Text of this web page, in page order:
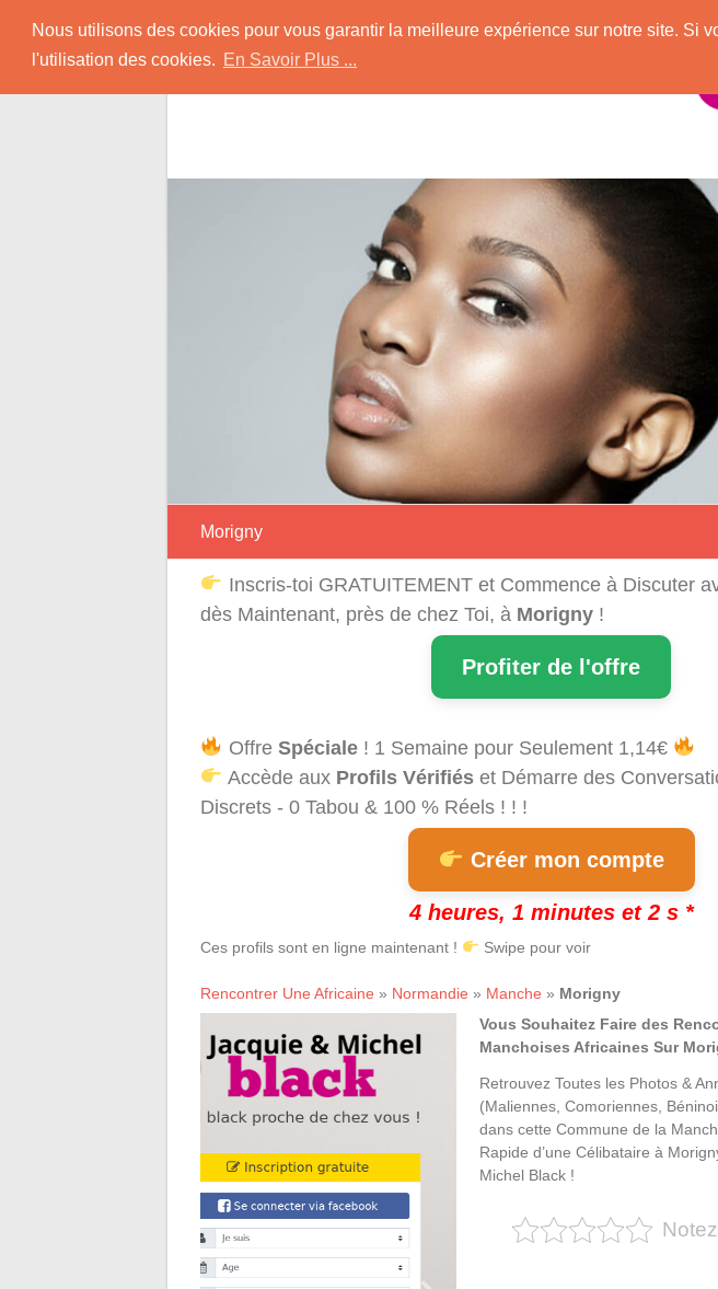
Nous utilisons des cookies pour vous garantir la meilleure expérience sur notre site. Si
l'utilisation des cookies. En Savoir Plus ...
content
Rencontrer-Africaine
Conseils et Infos pour la Rencontre d'une Belle Africaine !
Morigny
Inscris-toi GRATUITEMENT et Commence à Discuter
dès Maintenant, près de chez Toi, à Morigny !
Profiter de l'offre
Offre Spéciale! 1 Semaine pour Seulement 1,14€
Accède aux Profils Vérifiéset Démarre des
Discrets - 0 Tabou & 100 % Réels ! ! !
Créer mon compte
4 heures, 1 minutes et 2 s *
Ces profils sont en ligne maintenant ! Swipe pour voir
Rencontrer Une Africaine » Normandie » Manche » Morigny
Vous Souhaitez Faire des
Manchoises Africaines Sur
Retrouvez Toutes les Photos &
(Maliennes, Comoriennes,
dans cette Commune de la
Rapide d’une Célibataire à
Michel Black !